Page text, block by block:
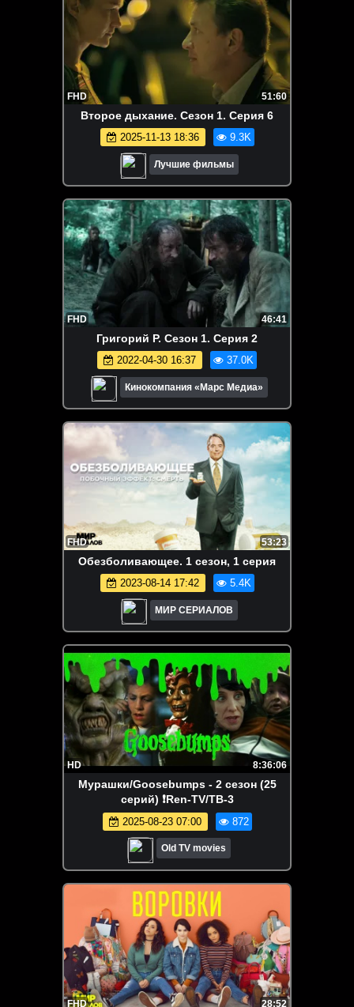
FHD 51:60
Второе дыхание. Сезон 1. Серия 6
2025-11-13 18:36 9.3K
Лучшие фильмы
FHD 46:41
Григорий Р. Сезон 1. Серия 2
2022-04-30 16:37 37.0K
Кинокомпания «Марс Медиа»
FHD 53:23
Обезболивающее. 1 сезон, 1 серия
2023-08-14 17:42 5.4K
МИР СЕРИАЛОВ
HD 8:36:06
Мурашки/Goosebumps - 2 сезон (25
серий) ❗Ren-TV/ТВ-3
2025-08-23 07:00 872
Old TV movies
FHD 28:52